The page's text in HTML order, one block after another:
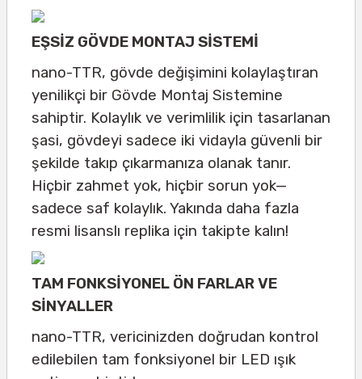
EŞSİZ GÖVDE MONTAJ SİSTEMİ
nano-TTR, gövde değişimini kolaylaştıran
yenilikçi bir Gövde Montaj Sistemine
sahiptir. Kolaylık ve verimlilik için tasarlanan
şasi, gövdeyi sadece iki vidayla güvenli bir
şekilde takıp çıkarmanıza olanak tanır.
Hiçbir zahmet yok, hiçbir sorun yok—
sadece saf kolaylık. Yakında daha fazla
resmi lisanslı replika için takipte kalın!
TAM FONKSİYONEL ÖN FARLAR VE
SİNYALLER
nano-TTR, vericinizden doğrudan kontrol
edilebilen tam fonksiyonel bir LED ışık